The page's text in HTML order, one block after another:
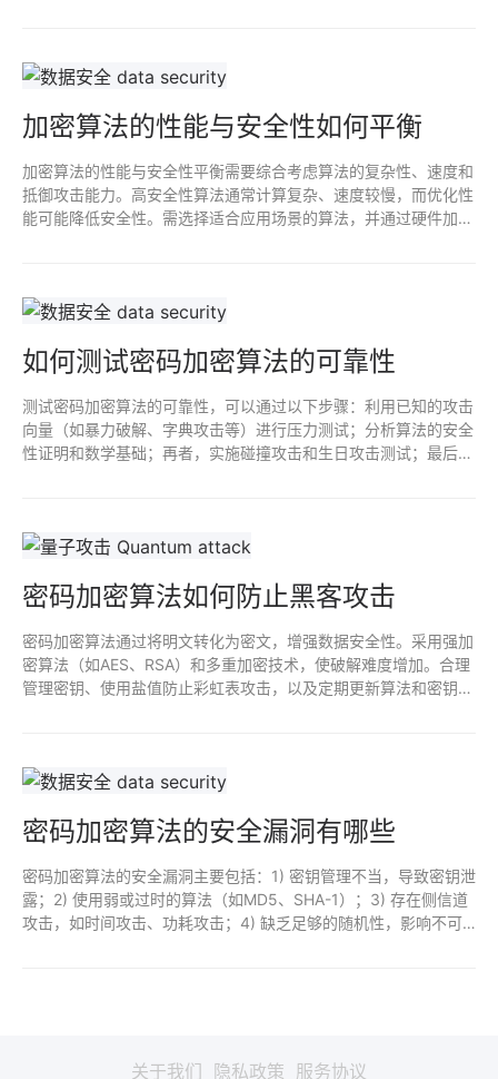
加密算法的性能与安全性如何平衡
加密算法的性能与安全性平衡需要综合考虑算法的复杂性、速度和
抵御攻击能力。高安全性算法通常计算复杂、速度较慢，而优化性
能可能降低安全性。需选择适合应用场景的算法，并通过硬件加
如何测试密码加密算法的可靠性
测试密码加密算法的可靠性，可以通过以下步骤：利用已知的攻击
向量（如暴力破解、字典攻击等）进行压力测试；分析算法的安全
性证明和数学基础；再者，实施碰撞攻击和生日攻击测试；最后，
密码加密算法如何防止黑客攻击
密码加密算法通过将明文转化为密文，增强数据安全性。采用强加
密算法（如AES、RSA）和多重加密技术，使破解难度增加。合理
管理密钥、使用盐值防止彩虹表攻击，以及定期更新算法和密钥，
密码加密算法的安全漏洞有哪些
密码加密算法的安全漏洞主要包括：1) 密钥管理不当，导致密钥泄
露；2) 使用弱或过时的算法（如MD5、SHA-1）；3) 存在侧信道
攻击，如时间攻击、功耗攻击；4) 缺乏足够的随机性，影响不可
关于我们 隐私政策 服务协议